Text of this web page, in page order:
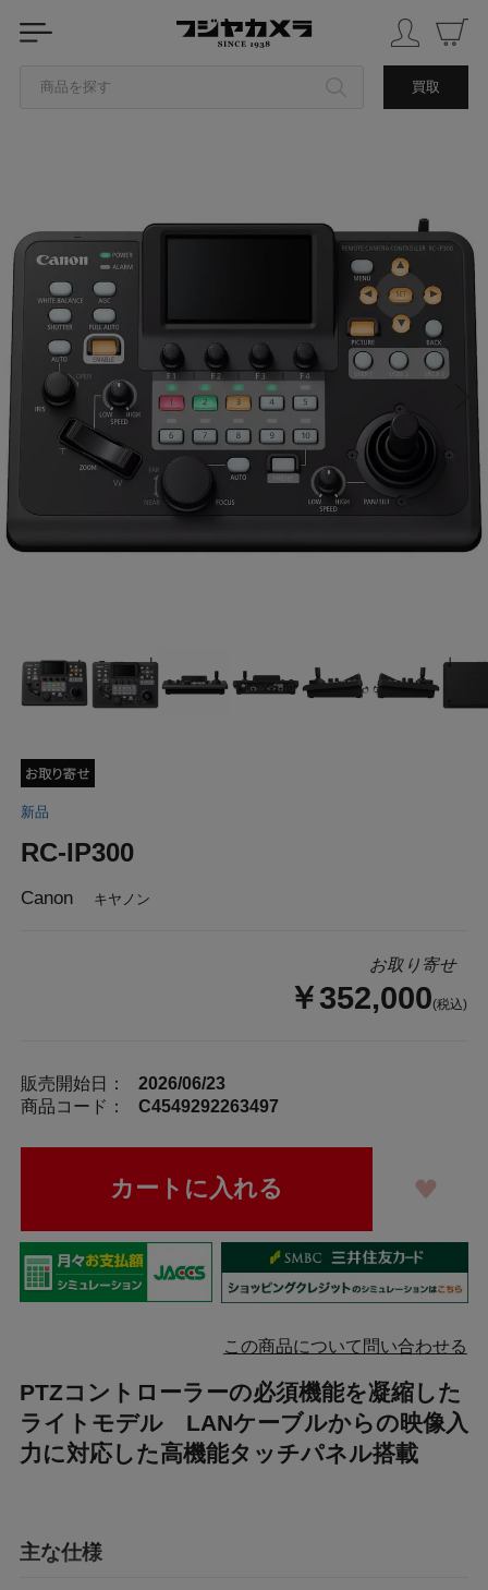
商品を探す 買取
中古品を探す
新品
RC-IP300
Canon キヤノン
お取り寄せ
￥352,000(税込)
販売開始日：
2026/06/23
商品コード：
C4549292263497
この商品について問い合わせる
PTZコントローラーの必須機能を凝縮した
ライトモデル LANケーブルからの映像入
力に対応した高機能タッチパネル搭載
主な仕様